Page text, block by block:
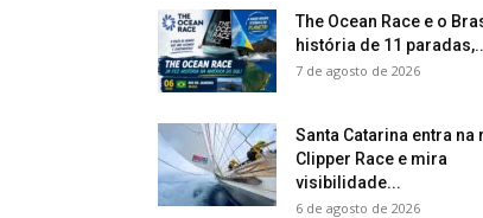
The Ocean Race e o
história de 11
7 de agosto de 2026
Santa Catarina entra na
Clipper Race e mira
visibilidade...
6 de agosto de 2026